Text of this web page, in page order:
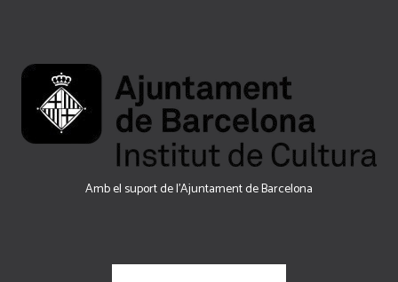
Amb el suport de l’Ajuntament de Barcelona